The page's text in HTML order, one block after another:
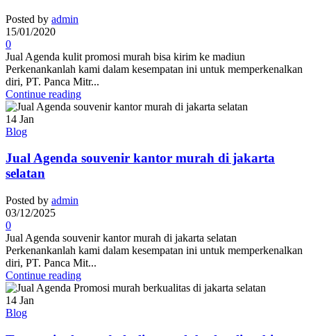
Posted by admin
15/01/2020
0
Jual Agenda kulit promosi murah bisa kirim ke madiun
Perkenankanlah kami dalam kesempatan ini untuk memperkenalkan
diri, PT. Panca Mitr...
Continue reading
14 Jan
Blog
Jual Agenda souvenir kantor murah di jakarta
selatan
Posted by admin
03/12/2025
0
Jual Agenda souvenir kantor murah di jakarta selatan
Perkenankanlah kami dalam kesempatan ini untuk memperkenalkan
diri, PT. Panca Mit...
Continue reading
14 Jan
Blog